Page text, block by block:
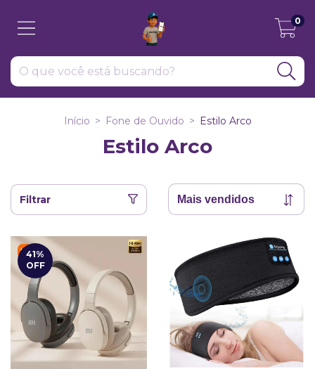
0
Início > Fone de Ouvido > Estilo Arco
Estilo Arco
Filtrar
41%
OFF